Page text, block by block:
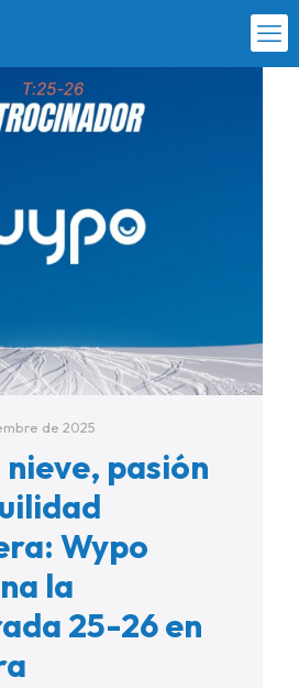
de 2025
nieve, pasión
Wypo
la
25-26 en